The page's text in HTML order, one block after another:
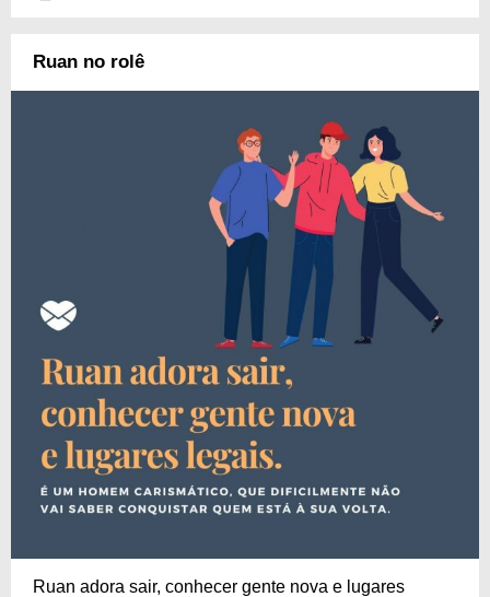
Ruan no rolê
Ruan adora sair, conhecer gente nova e lugares